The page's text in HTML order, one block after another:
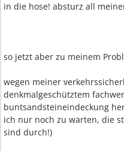
in die hose! absturz all
so jetzt aber zu meinem
wegen meiner
denkmalgeschütztem
buntsandsteineindeckung
ich nur noch zu warten, die
sind durch!)